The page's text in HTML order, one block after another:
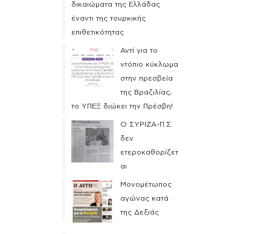
δικαιώματα της Ελλάδας
έναντι της τουρκικής
επιθετικότητας
Αντί για το
ντόπιο κύκλωμα
στην πρεσβεία
της Βραζιλίας,
το ΥΠΕΞ διώκει την Πρέσβη!
Ο ΣΥΡΙΖΑ-Π.Σ.
δεν
ετεροκαθορίζετ
αι
Μονομέτωπος
αγώνας κατά
της Δεξιάς